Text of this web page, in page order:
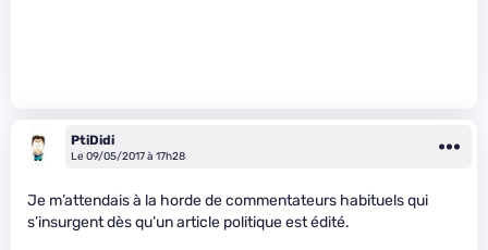
PtiDidi
Le 09/05/2017 à 17h28
Je m’attendais à la horde de commentateurs habituels qui
s’insurgent dès qu’un article politique est édité.